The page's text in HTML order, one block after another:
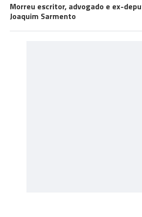
Morreu escritor, advogado e ex-
Joaquim Sarmento